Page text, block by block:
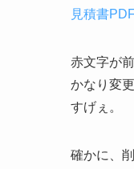
見積書
赤文字が
かなり変
すげぇ。
確かに、